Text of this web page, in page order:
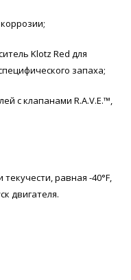
Klotz Red для
запаха;
с клапанами R.A.V.E.™,
равная -40°F,
двигателя.